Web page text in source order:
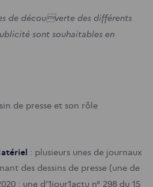
de découverte des différents
sont souhaitables en
de presse et son rôle
: plusieurs unes de journaux
des dessins de presse (une de
; une d’1jour1actu n° 298 du 15